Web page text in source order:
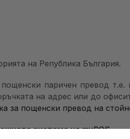
на Република България.
паричен превод
на адрес или до
за пощенски превод на
система на myPOS